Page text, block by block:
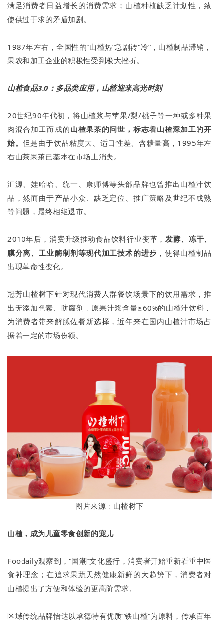
满足消费者日益增长的消费需求；山楂种植缺乏计划性，致
使供过于求的矛盾加剧。
1987年左右，全国性的“山楂热”急剧转“冷”，山楂制品滞销，
果农和加工企业的积极性受到极大挫折。
山楂食品3.0：多品类应用，山楂迎来高光时刻
20世纪90年代初，将山楂浆与苹果/梨/桃子等一种或多种果
肉混合加工而成的山楂果茶的问世，标志着山楂深加工的开
始。 但是由于饮品粘度大、适口性差、含糖量高，1995年左
右山茶果茶已基本在市场上消失。
汇源、娃哈哈、统一、康师傅等头部品牌也曾推出山楂汁饮
品，然而由于产品小众、缺乏定位、推广策略及世纪不成熟
等问题，最终相继退市。
2010年后，消费升级推动食品饮料行业变革，发酵、冻干、
膜分离、工业酶制剂等现代加工技术的进步 ，使得山楂制品
出现革命性变化。
冠芳山楂树下针对现代消费人群餐饮场景下的饮用需求，推
出无添加色素、防腐剂，原果汁浆含量≥60%的山楂汁饮料，
为消费者带来解腻佐餐新选择，近年来在国内山楂汁市场占
据着一定的市场份额。
图片来源：山楂树下
山楂，成为儿童零食创新的宠儿
Foodaily观察到，“国潮”文化盛行，消费者开始重新看重中医
食补理念；在追求果蔬天然健康新鲜的大趋势下，消费者对
山楂提出了方便和体验的更高阶需求。
区域传统品牌怡达以承德特有优质“铁山楂”为原料，传承百年